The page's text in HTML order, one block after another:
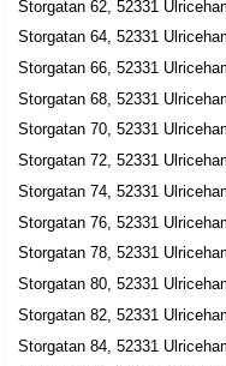
0321-13390
Storgatan 22, 52330 Ulricehamn
Gård 28 Axona AB
Carl Börje Axelsson
0321-41549
Jerax International AB
Carl Jerker Axelsson
Storgatan 22, 52330 Ulricehamn
Ulricehamns
0321-530993
Storgatan 22, 52330 Ulricehamn
Storgatan 62, 52331
Storgatan 64, 52331
Storgatan 66, 52331
Storgatan 68, 52331
Storgatan 70, 52331
Storgatan 72, 52331
Storgatan 74, 52331
Storgatan 76, 52331
Storgatan 78, 52331
Storgatan 80, 52331
Storgatan 82, 52331
Storgatan 84, 52331